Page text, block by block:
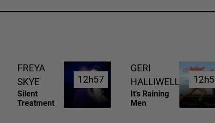
FREYA
SKYE
Silent
Treatment
12h57
12h57
GERI
HALLIWELL
It's Raining
Men